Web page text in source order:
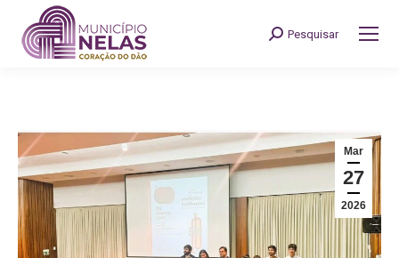
Search:
Pesquisar
Mar
27
2026